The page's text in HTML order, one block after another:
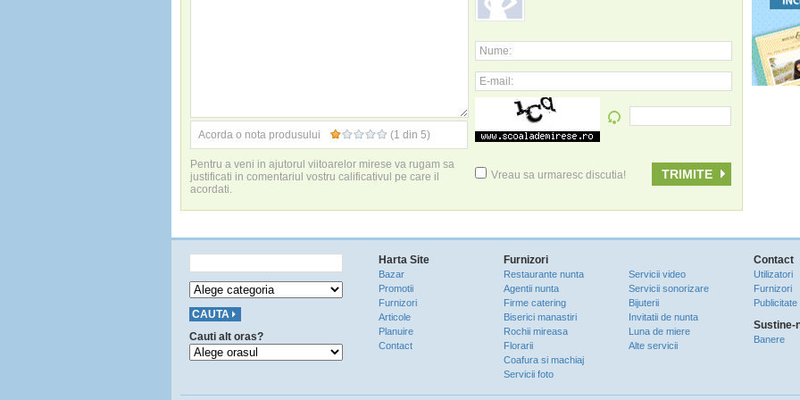
Acorda o nota produsului (1 din 5)
Pentru a veni in ajutorul viitoarelor mirese va rugam sa
justificati in comentariul vostru calificativul pe care il
acordati.
Nume:
E-mail:
Vreau sa urmaresc discutia!
Cauti alt oras?
Harta Site
Bazar
Promotii
Furnizori
Articole
Planuire
Contact
Furnizori
Restaurante nunta
Agentii nunta
Firme catering
Biserici manastiri
Rochii mireasa
Florarii
Coafura si machiaj
Servicii foto
Servicii video
Servicii sonorizare
Bijuterii
Invitatii de nunta
Luna de miere
Alte servicii
Contact
Utilizatori
Furnizori
Publicitate
Sustine-
Banere